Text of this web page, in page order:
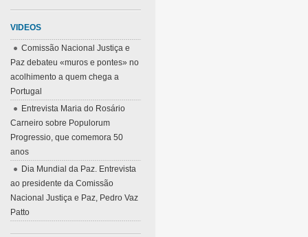
VIDEOS
Comissão Nacional Justiça e
Paz debateu «muros e pontes» no
acolhimento a quem chega a
Portugal
Entrevista Maria do Rosário
Carneiro sobre Populorum
Progressio, que comemora 50
anos
Dia Mundial da Paz. Entrevista
ao presidente da Comissão
Nacional Justiça e Paz, Pedro Vaz
Patto